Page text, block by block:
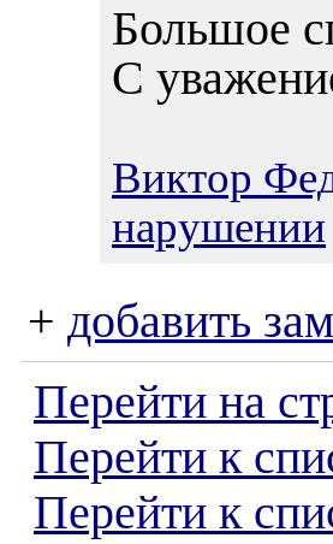
Большое
С
Виктор
нарушении
+ добавить
Перейти на
Перейти к
Перейти к